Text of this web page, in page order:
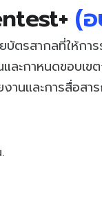
(
ตรสากลที่ให้ก
ะกาหนดขอบเ
งานและการสื่อส